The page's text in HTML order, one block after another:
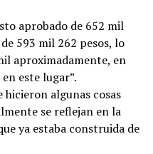
aprobado de 652 mil
593 mil 262 pesos, lo
aproximadamente, en
este lugar”.
hicieron algunas cosas
se reflejan en la
ya estaba construida de